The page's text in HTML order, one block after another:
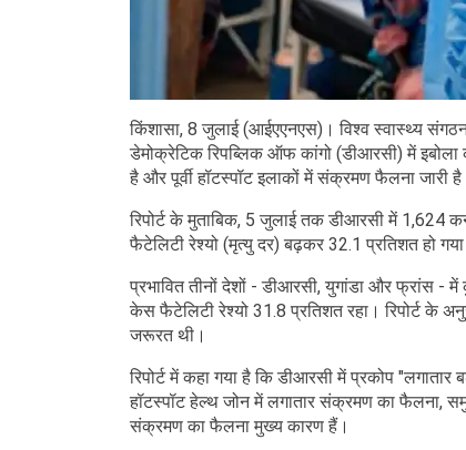
किंशासा, 8 जुलाई (आईएएनएस)। विश्व स्वास्थ्य
डेमोक्रेटिक रिपब्लिक ऑफ कांगो (डीआरसी) में
है और पूर्वी हॉटस्पॉट इलाकों में संक्रमण फैलना जारी
रिपोर्ट के मुताबिक, 5 जुलाई तक डीआरसी में
फैटेलिटी रेश्यो (मृत्यु दर) बढ़कर 32.1 प्रतिशत हो
प्रभावित तीनों देशों - डीआरसी, युगांडा और फ्रांस
केस फैटेलिटी रेश्यो 31.8 प्रतिशत रहा। रिपोर्ट के
जरूरत थी।
रिपोर्ट में कहा गया है कि डीआरसी में प्रकोप
हॉटस्पॉट हेल्थ जोन में लगातार संक्रमण का फैलना,
संक्रमण का फैलना मुख्य कारण हैं।